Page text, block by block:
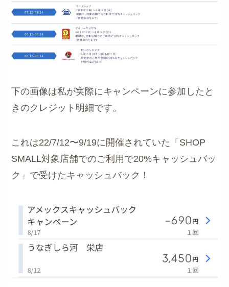
下の画像は私が実際にキャンペーンに参加したと
きのクレジット明細です。
これは22/7/12〜9/19に開催されていた「SHOP
SMALL対象店舗でのご利用で20%キャッシュバッ
ク」で受けたキャッシュバック！